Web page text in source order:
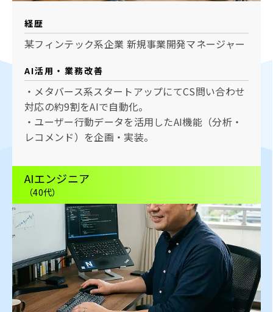
経歴
某フィンテック系企業 新規事業開発マネージャー
AI活用・業務改善
・メタバース系スタートアップにてCS問い合わせ
対応の約9割をAIで自動化。
・ユーザー行動データを活用したAI機能（分析・
レコメンド）を企画・実装。
AIエンジニア
（40代）